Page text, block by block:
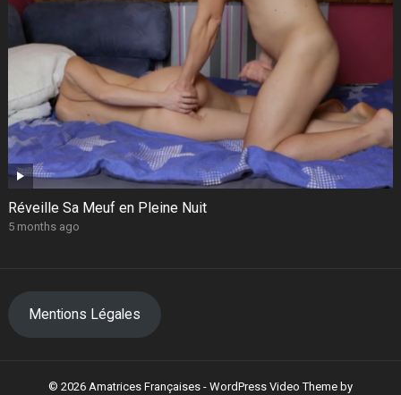
Réveille Sa Meuf en Pleine Nuit
5 months ago
Mentions Légales
© 2026 Amatrices Françaises - WordPress Video Theme by